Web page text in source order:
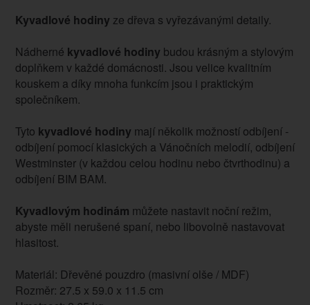
Kyvadlové hodiny ze dřeva s vyřezávanými detaily.
Nádherné kyvadlové hodiny budou krásným a stylovým
doplňkem v každé domácnosti. Jsou velice kvalitním
kouskem a díky mnoha funkcím jsou i praktickým
společníkem.
Tyto kyvadlové hodiny mají několik možností odbíjení -
odbíjení pomocí klasických a Vánočních melodií, odbíjení
Westminster (v každou celou hodinu nebo čtvrthodinu) a
odbíjení BIM BAM.
Kyvadlovým hodinám můžete nastavit noční režim,
abyste měli nerušené spaní, nebo libovolně nastavovat
hlasitost.
Materiál: Dřevěné pouzdro (masivní olše / MDF)
Rozměr: 27.5 x 59.0 x 11.5 cm